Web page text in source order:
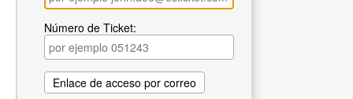
Número de Ticket: